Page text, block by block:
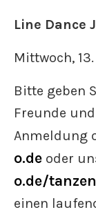
Line Dance
Mittwoch,
Bitte geben
Freunde
Anmeldung
o.de oder
o.de/
einen